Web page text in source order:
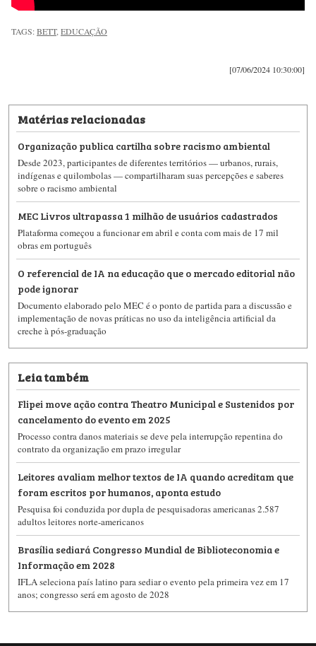
TAGS:BETT,EDUCAÇÃO
[07/06/2024 10:30:00]
Matérias relacionadas
Organização publica cartilha sobre racismo ambiental
Desde 2023, participantes de diferentes territórios — urbanos, rurais,
indígenas e quilombolas — compartilharam suas percepções e saberes
sobre o racismo ambiental
MEC Livros ultrapassa 1 milhão de usuários cadastrados
Plataforma começou a funcionar em abril e conta com mais de 17 mil
obras em português
O referencial de IA na educação que o mercado editorial não
pode ignorar
Documento elaborado pelo MEC é o ponto de partida para a discussão e
implementação de novas práticas no uso da inteligência artificial da
creche à pós-graduação
Leia também
Flipei move ação contra Theatro Municipal e Sustenidos por
cancelamento do evento em 2025
Processo contra danos materiais se deve pela interrupção repentina do
contrato da organização em prazo irregular
Leitores avaliam melhor textos de IA quando acreditam que
foram escritos por humanos, aponta estudo
Pesquisa foi conduzida por dupla de pesquisadoras americanas 2.587
adultos leitores norte-americanos
Brasília sediará Congresso Mundial de Biblioteconomia e
Informação em 2028
IFLA seleciona país latino para sediar o evento pela primeira vez em 17
anos; congresso será em agosto de 2028